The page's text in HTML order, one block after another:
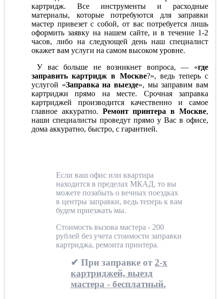
картридж. Все инструменты и расходные
материалы, которые потребуются для заправки
мастер привезет с собой, от вас потребуется лишь
оформить заявку на нашем сайте, и в течение 1-2
часов, либо на следующей день наш специалист
окажет вам услуги на самом высоком уровне.
У вас больше не возникнет вопроса, — «где
заправить картридж в Москве?», ведь теперь с
услугой «Заправка на выезде», мы заправим вам
картриджи прямо на месте. Срочная заправка
картриджей производится качественно и самое
главное аккуратно. Ремонт принтера в Москве,
наши специалисты проведут прямо у Вас в офисе,
дома аккуратно, быстро, с гарантией.
Если ваш офис или квартира
находится в пределах МКАД, то вы
можете позабыть о вечных поездках
в центры заправки, ведь теперь к вам
будем приезжать мы.
Стоимость вызова мастера - 200
рублей без учета стоимости заправки
картриджа, ремонта принтера.
✔ При заправке от 2-х
картриджей, выезд
мастера - бесплатный.